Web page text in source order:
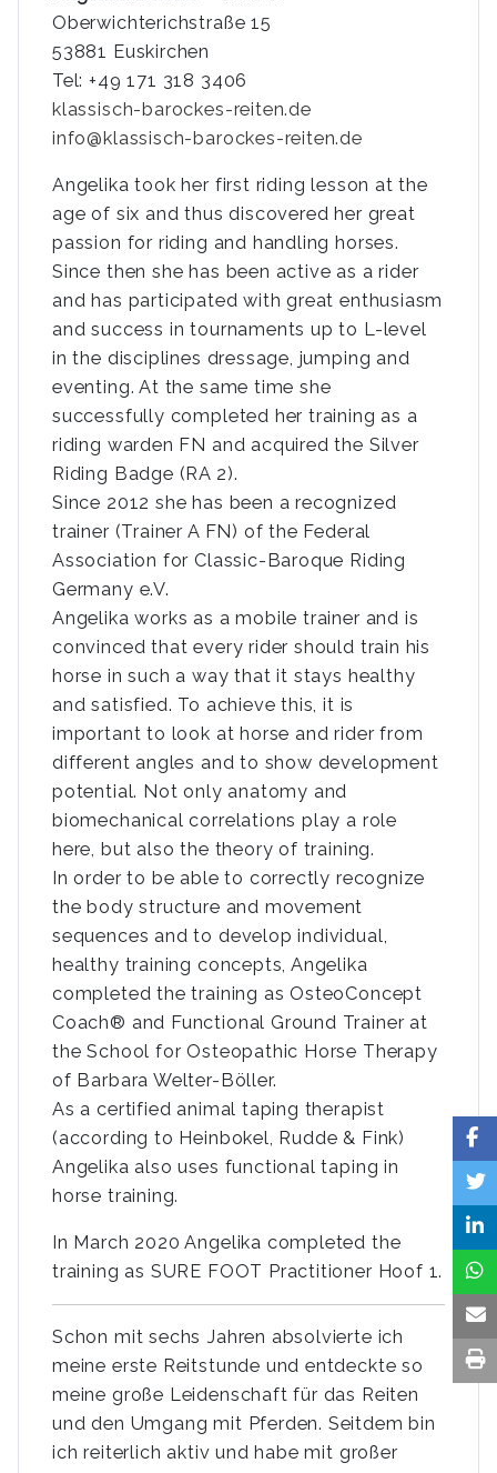
Oberwichterichstraße 15
53881 Euskirchen
Tel: +49 171 318 3406
klassisch-barockes-reiten.de
info@klassisch-barockes-reiten.de
Angelika took her first riding lesson at the
age of six and thus discovered her great
passion for riding and handling horses.
Since then she has been active as a rider
and has participated with great enthusiasm
and success in tournaments up to L-level
in the disciplines dressage, jumping and
eventing. At the same time she
successfully completed her training as a
riding warden FN and acquired the Silver
Riding Badge (RA 2).
Since 2012 she has been a recognized
trainer (Trainer A FN) of the Federal
Association for Classic-Baroque Riding
Germany e.V.
Angelika works as a mobile trainer and is
convinced that every rider should train his
horse in such a way that it stays healthy
and satisfied. To achieve this, it is
important to look at horse and rider from
different angles and to show development
potential. Not only anatomy and
biomechanical correlations play a role
here, but also the theory of training.
In order to be able to correctly recognize
the body structure and movement
sequences and to develop individual,
healthy training concepts, Angelika
completed the training as OsteoConcept
Coach® and Functional Ground Trainer at
the School for Osteopathic Horse Therapy
of Barbara Welter-Böller.
As a certified animal taping therapist
(according to Heinbokel, Rudde & Fink)
Angelika also uses functional taping in
horse training.
In March 2020 Angelika completed the
training as SURE FOOT Practitioner Hoof 1.
Schon mit sechs Jahren absolvierte ich
meine erste Reitstunde und entdeckte so
meine große Leidenschaft für das Reiten
und den Umgang mit Pferden. Seitdem bin
ich reiterlich aktiv und habe mit großer